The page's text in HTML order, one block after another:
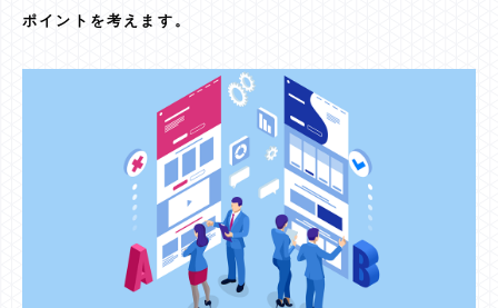
ポイントを考えます。